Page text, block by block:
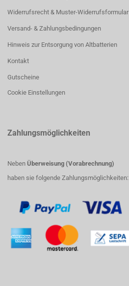
Widerrufsrecht & Muster-Widerrufsformular
Versand- & Zahlungsbedingungen
Hinweis zur Entsorgung von Altbatterien
Kontakt
Gutscheine
Cookie Einstellungen
Zahlungsmöglichkeiten
Neben Überweisung (Vorabrechnung)
haben sie folgende Zahlungsmöglichkeiten: